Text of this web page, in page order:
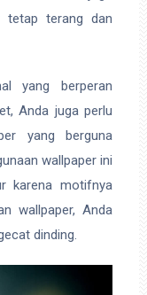
tetap terang dan
yang berperan
Anda juga perlu
yang berguna
wallpaper ini
karena motifnya
wallpaper, Anda
dinding.